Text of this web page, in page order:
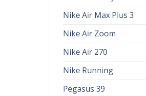
Nike Air Max Plus 3
Nike Air Zoom
Nike Air 270
Nike Running
Pegasus 39